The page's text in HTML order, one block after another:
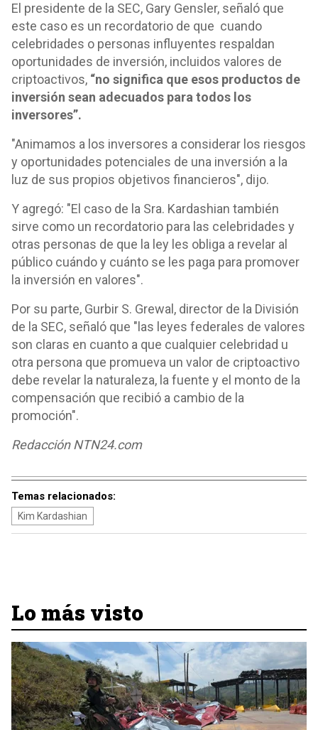
El presidente de la SEC, Gary Gensler, señaló que
este caso es un recordatorio de que cuando
celebridades o personas influyentes respaldan
oportunidades de inversión, incluidos valores de
criptoactivos, “no significa que esos productos de
inversión sean adecuados para todos los
inversores”.
"Animamos a los inversores a considerar los riesgos
y oportunidades potenciales de una inversión a la
luz de sus propios objetivos financieros", dijo.
Y agregó: "El caso de la Sra. Kardashian también
sirve como un recordatorio para las celebridades y
otras personas de que la ley les obliga a revelar al
público cuándo y cuánto se les paga para promover
la inversión en valores".
Por su parte, Gurbir S. Grewal, director de la División
de la SEC, señaló que "las leyes federales de valores
son claras en cuanto a que cualquier celebridad u
otra persona que promueva un valor de criptoactivo
debe revelar la naturaleza, la fuente y el monto de la
compensación que recibió a cambio de la
promoción".
Redacción NTN24.com
Temas relacionados:
Kim Kardashian
Lo más visto